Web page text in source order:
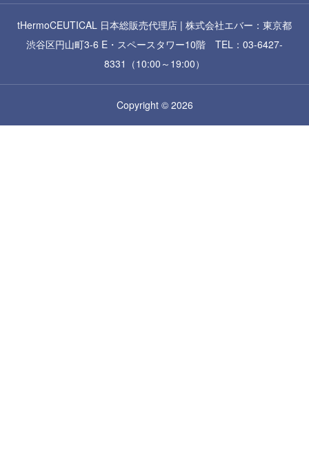
tHermoCEUTICAL 日本総販売代理店 | 株式会社エバー：東京都
渋谷区円山町3-6 E・スペースタワー10階 TEL：03-6427-
8331（10:00～19:00）
Copyright © 2026